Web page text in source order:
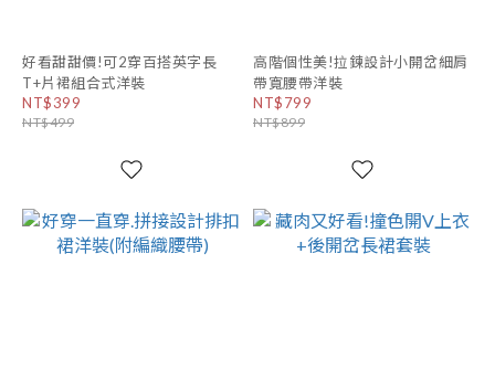
好看甜甜價!可2穿百搭英字長
T+片裙組合式洋裝
NT$399
NT$499
高階個性美!拉鍊設計小開岔細肩
帶寬腰帶洋裝
NT$799
NT$899